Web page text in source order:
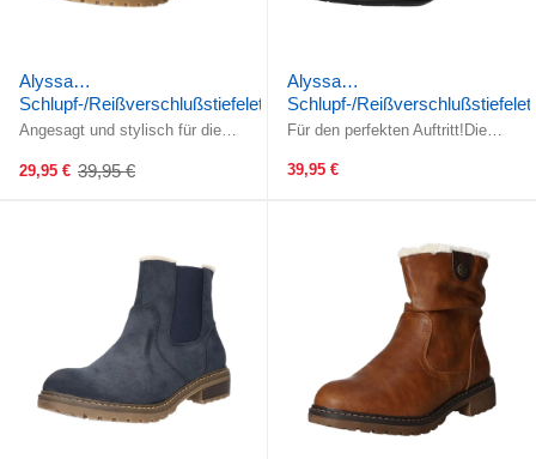
Alyssa
Schlupf-/Reißverschlußstiefelette
Warmfutter bis 35mm Absatz
Angesagt und stylisch für die
Schafthöhe macht den Schuh zur
perfekten ...
29,95 €
Old
39,95 €
Alyssa
Schlupf-/
Warmfutter ab 35mm Absatz
Für den perfekten Auftritt!Die
ein modisches Highlight. ...
39,95 €